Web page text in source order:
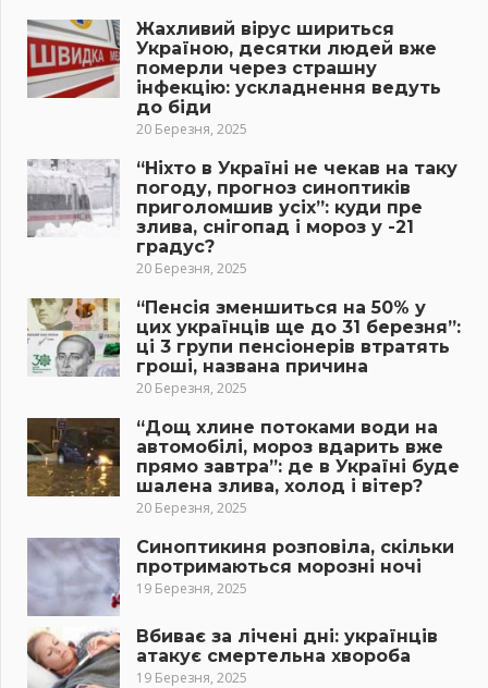
Жахливий вірус шириться
Україною, десятки людей вже
померли через страшну
інфекцію: ускладнення ведуть
до біди
20 Березня, 2025
“Ніхто в Україні не чекав на таку
погоду, прогноз синоптиків
приголомшив усіх”: куди пре
злива, снігопад і мороз у -21
градус?
20 Березня, 2025
“Пенсія зменшиться на 50% у
цих українців ще до 31 березня”:
ці 3 групи пенсіонерів втратять
гроші, названа причина
20 Березня, 2025
“Дощ хлине потоками води на
автомобілі, мороз вдарить вже
прямо завтра”: де в Україні буде
шалена злива, холод і вітер?
20 Березня, 2025
Синоптикиня розповіла, скільки
протримаються морозні ночі
19 Березня, 2025
Вбиває за лічені дні: українців
атакує смертельна хвороба
19 Березня, 2025